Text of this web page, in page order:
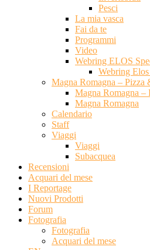
Pesci
La mia vasca
Fai da te
Programmi
Video
Webring ELOS
Webring
Magna Romagna – Pizza
Magna Romagna –
Magna Romagna
Calendario
Staff
Viaggi
Viaggi
Subacquea
Recensioni
Acquari del mese
I Reportage
Nuovi Prodotti
Forum
Fotografia
Fotografia
Acquari del mese